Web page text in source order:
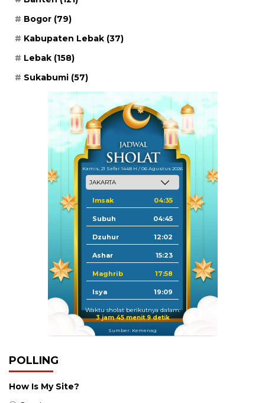
Bogor (79)
Kabupaten Lebak (37)
Lebak (158)
Sukabumi (57)
Kamis, 21 Safar 1448 H / 06 Agustus 2026
Imsak 04:35
Subuh 04:45
Dzuhur 12:02
Ashar 15:23
Maghrib 17:58
Isya 19:09
Waktu sholat berikutnya dalam:
3 jam 45 menit 9 detik
Sumber: Kemenag
POLLING
How Is My Site?